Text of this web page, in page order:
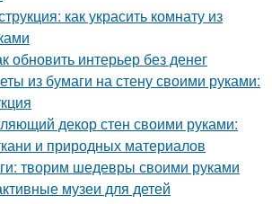
как украсить комнату из
обновить интерьер без денег
из бумаги на стену своими руками:
декор стен своими руками:
и природных материалов
творим шедевры своими руками
музеи для детей